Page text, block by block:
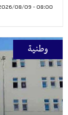
08:00 - 2026/08/09
وطنية